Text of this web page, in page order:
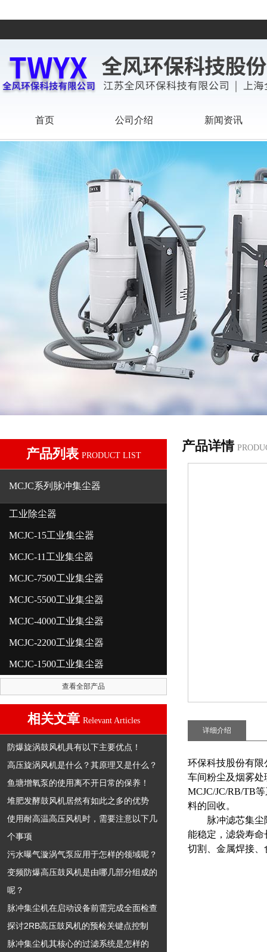
首页 公司介绍 新闻资讯
产品列表 PRODUCT LIST
MCJC系列脉冲集尘器
工业除尘器
MCJC-15工业集尘器
MCJC-11工业集尘器
MCJC-7500工业集尘器
MCJC-5500工业集尘器
MCJC-4000工业集尘器
MCJC-2200工业集尘器
MCJC-1500工业集尘器
查看全部产品
相关文章 Relevant Articles
防爆旋涡鼓风机具有以下主要优点！
高压旋涡风机是什么？其原理又是什么？
鱼塘增氧泵的使用离不开日常的保养！
堆肥发酵鼓风机居然有如此之多的优势
使用耐高温高压风机时，需要注意以下几
个事项
污水曝气漩涡气泵应用于怎样的领域呢？
变频防爆高压鼓风机是由哪几部分组成的
呢？
脉冲集尘机在启动设备前需完成全面检查
探讨2RB高压鼓风机的预检关键点控制
脉冲集尘机其核心的过滤系统是怎样的
产品详情
详细介绍
环保科技股份有
车间粉尘及烟雾
MCJC/JC/RB/TB
料的回收。
脉冲滤芯集尘除
能稳定，滤袋寿
切割、金属焊接